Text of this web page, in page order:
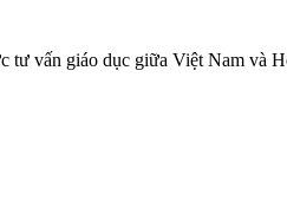
vấn giáo dục giữa Việt Nam và